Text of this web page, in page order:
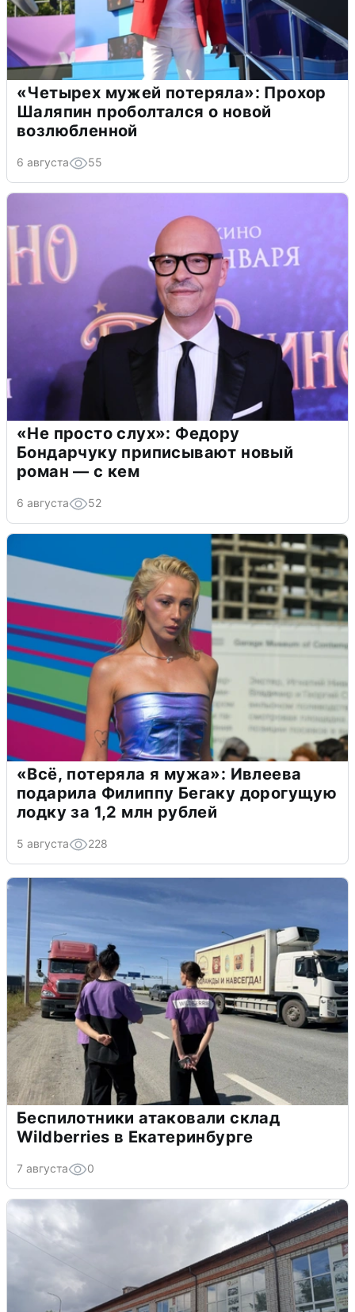
«Четырех мужей потеряла»: Прохор
Шаляпин проболтался о новой
возлюбленной
6 августа 55
«Не просто слух»: Федору
Бондарчуку приписывают новый
роман — с кем
6 августа 52
«Всё, потеряла я мужа»: Ивлеева
подарила Филиппу Бегаку дорогущую
лодку за 1,2 млн рублей
5 августа 228
Беспилотники атаковали склад
Wildberries в Екатеринбурге
7 августа 0